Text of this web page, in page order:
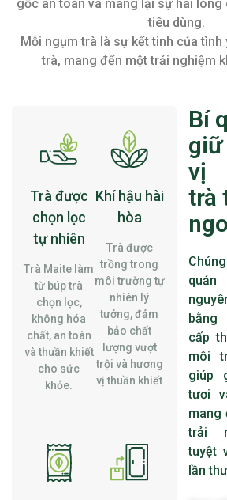
gốc an toàn và mang lại sự hài
tiêu dùng.
Mỗi ngụm trà là sự kết tinh của tình
trà, mang đến một trải nghiệm
Trà được
chọn lọc
tự nhiên
Trà Maite làm
từ búp trà
chọn lọc,
không hóa
chất, an toàn
và thuần khiết
cho sức
khỏe.
Khí hậu hài
hòa
Trà được
trồng trong
môi trường tự
nhiên lý
tưởng, đảm
bảo chất
lượng vượt
trội và hương
vị thuần khiết
Bí
giữ
vị
trà
bằng
cấp
môi
giúp
tươi
mang
trải
tuyệt
lần